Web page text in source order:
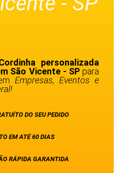
personalizada
São Vicente - SP para
Empresas, Eventos e
DO SEU PEDIDO
EM ATÉ 60 DIAS
RÁPIDA GARANTIDA